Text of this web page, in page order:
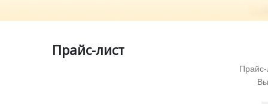
использованием
Прайс-лист